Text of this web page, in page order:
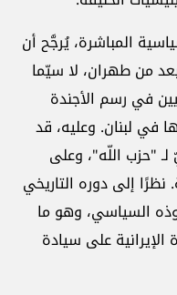
المباشرة، يُرجَّح أن
من طهران، لا سيّما
في رسم الأجندة
في لبنان. وعليه، قد
"حزب اللّه"، وعلى
نظرًا إلى دوره التاريخي
السياسي، وهو ما
على سيادة